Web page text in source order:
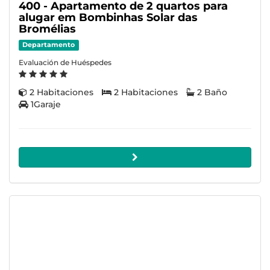
400 - Apartamento de 2 quartos para
alugar em Bombinhas Solar das
Bromélias
Departamento
Evaluación de Huéspedes
2 Habitaciones 2 Habitaciones
2 Baño
1Garaje